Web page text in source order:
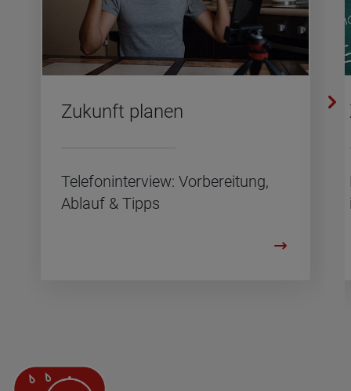
Zu­kunft pla­nen
Te­le­fon­in­ter­view: Vor­be­rei­tung,
Ab­lauf & Tipps